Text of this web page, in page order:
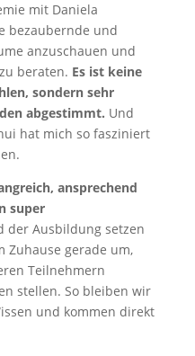
mit Daniela
bezaubernde und
anzuschauen und
beraten. Es ist keine
sondern sehr
abgestimmt. Und
hat mich so fasziniert
ansprechend
super
der Ausbildung setzen
Zuhause gerade um,
Teilnehmern
stellen. So bleiben wir
und kommen direkt